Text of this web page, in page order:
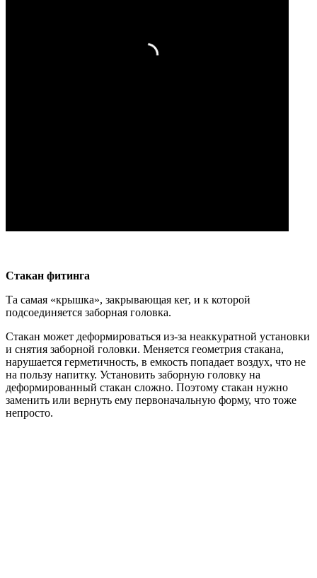
Стакан фитинга
Та самая «крышка», закрывающая кег, и к которой
подсоединяется заборная головка.
Стакан может деформироваться из-за неаккуратной установки
и снятия заборной головки. Меняется геометрия стакана,
нарушается герметичность, в емкость попадает воздух, что не
на пользу напитку. Установить заборную головку на
деформированный стакан сложно. Поэтому стакан нужно
заменить или вернуть ему первоначальную форму, что тоже
непросто.